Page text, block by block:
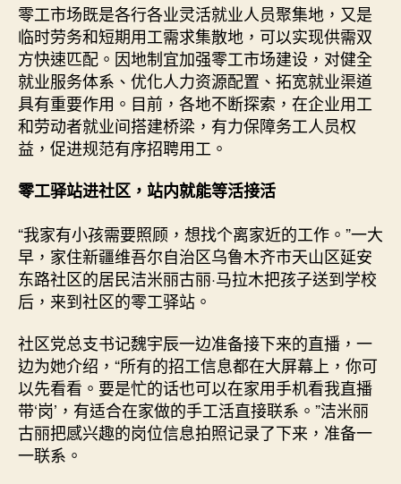
中
零工市场既是各行各业灵活就业人员聚集地，又是
临时劳务和短期用工需求集散地，可以实现供需双
方快速匹配。因地制宜加强零工市场建设，对健全
就业服务体系、优化人力资源配置、拓宽就业渠道
具有重要作用。目前，各地不断探索，在企业用工
和劳动者就业间搭建桥梁，有力保障务工人员权
益，促进规范有序招聘用工。
零工驿站进社区，站内就能等活接活
“我家有小孩需要照顾，想找个离家近的工作。”一大
早，家住新疆维吾尔自治区乌鲁木齐市天山区延安
东路社区的居民洁米丽古丽·马拉木把孩子送到学校
后，来到社区的零工驿站。
社区党总支书记魏宇辰一边准备接下来的直播，一
边为她介绍，“所有的招工信息都在大屏幕上，你可
以先看看。要是忙的话也可以在家用手机看我直播
带‘岗’，有适合在家做的手工活直接联系。”洁米丽
古丽把感兴趣的岗位信息拍照记录了下来，准备一
一联系。